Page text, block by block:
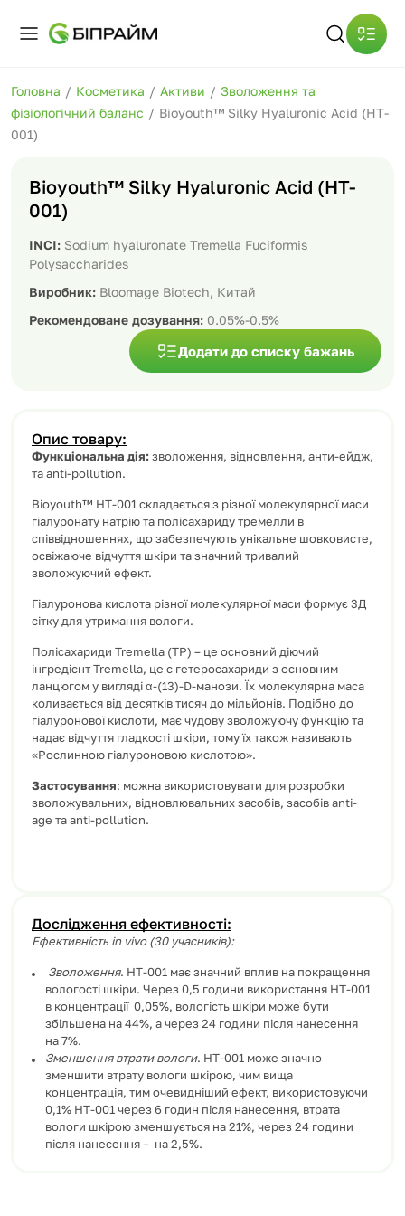
Головна / Косметика / Активи / Зволоження та
фізіологічний баланс / Bioyouth™ Silky Hyaluronic Acid (HT-
001)
Bioyouth™ Silky Hyaluronic Acid (HT-
001)
INCI: Sodium hyaluronate Tremella Fuciformis
Polysaccharides
Виробник: Bloomage Biotech, Китай
Рекомендоване дозування: 0.05%-0.5%
Додати до списку бажань
Опис товару:
Функціональна дія:зволоження, відновлення, анти-ейдж,
та anti-pollution.
Bioyouth™ HT-001 складається з різної молекулярної маси
гіалуронату натрію та полісахариду тремелли в
співвідношеннях, що забезпечують унікальне шовковисте,
освіжаюче відчуття шкіри та значний тривалий
зволожуючий ефект.
Гіалуронова кислота різної молекулярної маси формує 3Д
сітку для утримання вологи.
Полісахариди Tremella (TP) – це основний діючий
інгредієнт Tremella, це є гетеросахариди з основним
ланцюгом у вигляді α-(13)-D-манози. Їх молекулярна маса
коливається від десятків тисяч до мільйонів. Подібно до
гіалуронової кислоти, має чудову зволожуючу функцію та
надає відчуття гладкості шкіри, тому їх також називають
«Рослинною гіалуроновою кислотою».
Застосування: можна використовувати для розробки
зволожувальних, відновлювальних засобів, засобів anti-
age та anti-pollution.
Дослідження ефективності:
Ефективність in vivo (30 учасників):
Зволоження. HT-001 має значний вплив на покращення
вологості шкіри. Через 0,5 години використання HT-001
в концентрації 0,05%, вологість шкіри може бути
збільшена на 44%, а через 24 години після нанесення
на 7%.
Зменшення втрати вологи. HT-001 може значно
зменшити втрату вологи шкірою, чим вища
концентрація, тим очевидніший ефект, використовуючи
0,1% HT-001 через 6 годин після нанесення, втрата
вологи шкірою зменшується на 21%, через 24 години
після нанесення – на 2,5%.